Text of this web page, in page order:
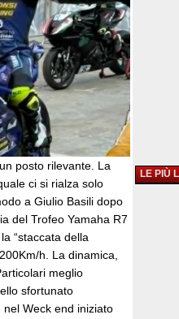
posto rilevante. La
ci si rialza solo
a Giulio Basili dopo
del Trofeo Yamaha R7
“staccata della
h. La dinamica,
meglio
sfortunato
nel Weck end iniziato
LE PIÙ